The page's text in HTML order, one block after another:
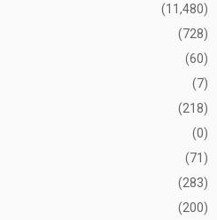
(11,480)
(728)
(60)
(7)
(218)
(0)
(71)
(283)
(200)